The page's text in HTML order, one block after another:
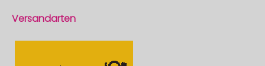
Versandarten